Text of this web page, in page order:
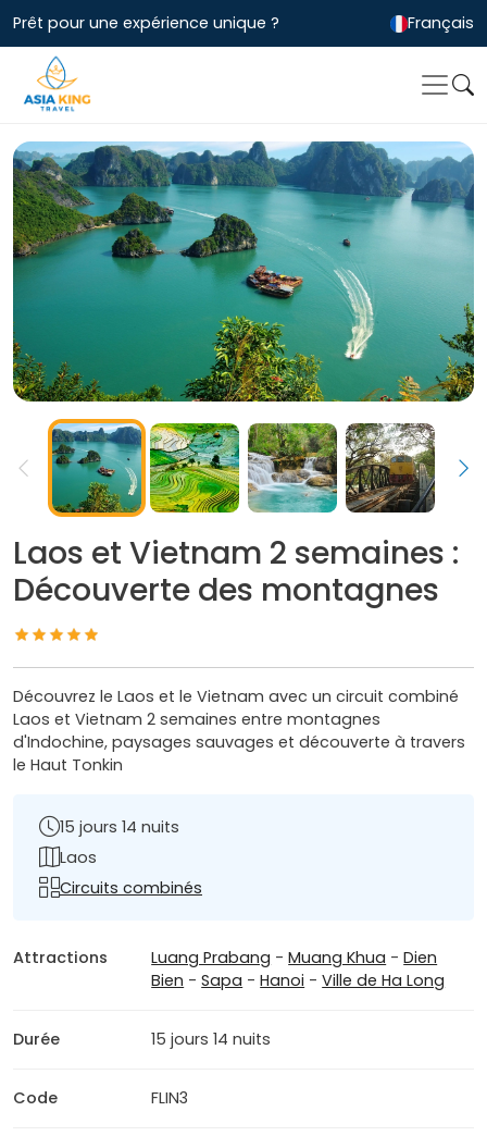
Prêt pour une expérience unique ? Français
Laos et Vietnam 2 semaines :
Découverte des montagnes
Découvrez le Laos et le Vietnam avec un circuit combiné
Laos et Vietnam 2 semaines entre montagnes
d'Indochine, paysages sauvages et découverte à travers
le Haut Tonkin
15 jours 14 nuits
Laos
Circuits combinés
Attractions Luang Prabang -Muang Khua -Dien
Bien -Sapa -Hanoi -Ville de Ha Long
Durée 15 jours 14 nuits
Code FLIN3